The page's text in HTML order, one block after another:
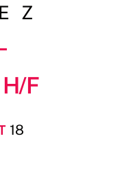
F
18